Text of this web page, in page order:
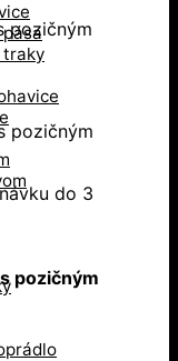
traky
pozičným
pozičným
do 3
pozičným